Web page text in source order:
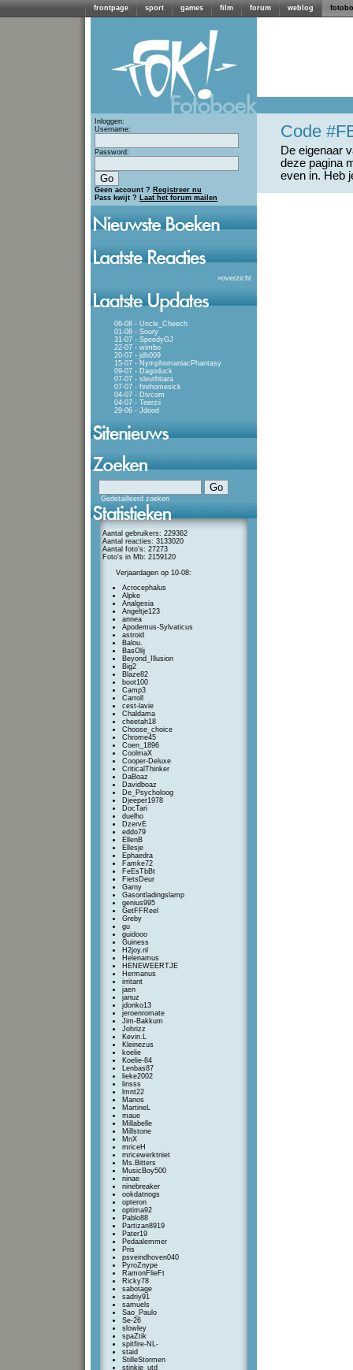
frontpage sport games film forum weblog
Inloggen:
Username:
Password:
Geen account ? Registreer nu
Pass kwijt ? Laat het forum mailen
»overzicht
06-08 - Uncle_Cheech
01-08 - Soury
31-07 - SpeedyGJ
22-07 - wimbo
20-07 - jdh009
15-07 - NymphomaniacPhantasy
09-07 - Dagoduck
07-07 - sleuthtiara
07-07 - firehomesick
04-07 - Divcom
04-07 - Teerzii
29-06 - Jdood
Gedetailleerd zoeken
Aantal gebruikers: 229362
Aantal reacties: 3133020
Aantal foto's: 27273
Foto's in Mb: 2159120
Verjaardagen op 10-08:
Acrocephalus
Alpke
Analgesia
Angeltje123
annea
Apodemus-Sylvaticus
astroid
Balou.
BasOlij
Beyond_Illusion
Big2
Blaze82
boot100
Camp3
Carroll
cest-lavie
Chaldama
cheetah18
Choose_choice
Chrome45
Coen_1896
CoolmaX
Cooper-Deluxe
CriticalThinker
DaBoaz
Davidboaz
De_Psycholoog
Djeeper1978
DocTari
duelho
DzervE
eddo79
EllenB
Ellesje
Ephaedra
Famke72
FeEsTbBt
FietsDeur
Garny
Gasontladingslamp
genius995
GetFFReel
Greby
gu
guidooo
Guiness
H2joy.nl
Helenamus
HENEWEERTJE
Hermanus
irritant
jaen
januz
jdonko13
jeroenromate
Jim-Bakkum
Johrizz
Kevin.L
Kleinezus
koelie
Koelie-84
Lenbas87
lieke2002
linsss
lmnt22
Manos
MartineL
maue
Millabelle
Millstone
MnX
mriceH
mricewerktniet
Ms.Bitters
MusicBoy500
ninae
ninebreaker
ookdatnogs
opteron
optima92
Pablo88
Partizan8919
Pater19
Pedaalemmer
Pris
psveindhoven040
PyroZnype
RamonFlieFt
Ricky78
sabotage
sadriy91
samuels
Sao_Paulo
Se-26
slowley
spaZtik
spitfire-NL-
staid
StilleStormen
stinkie_utd
Code
De eigenaar
deze pagina
even in. Heb